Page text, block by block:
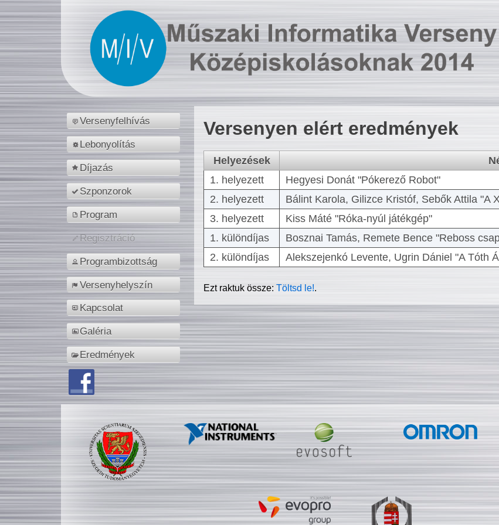
Versenyfelhívás
Lebonyolítás
Díjazás
Szponzorok
Program
Regisztráció
Programbizottság
Versenyhelyszín
Kapcsolat
Galéria
Eredmények
Versenyen elért eredmények
Helyezések
1. helyezett
Hegyesi Donát "Pókerező Robot"
2. helyezett
Bálint Karola, Gilizce Kristóf, Sebők Attila "A
3. helyezett
Kiss Máté "Róka-nyúl játékgép"
1. különdíjas
Bosznai Tamás, Remete Bence "Reboss
2. különdíjas
Alekszejenkó Levente, Ugrin Dániel "A Tóth
Ezt raktuk össze:Töltsd le!.